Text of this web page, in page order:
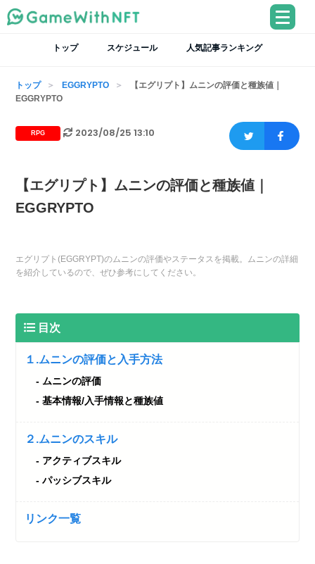
トップ スケジュール 人気記事ランキング
トップ EGGRYPTO
【エグリプト】ムニンの評価と種族値｜
EGGRYPTO
RPG 2023/08/25 13:10
【エグリプト】ムニンの評価と種族値｜
EGGRYPTO
エグリプト(EGGRYPT)のムニンの評価やステータスを掲載。ムニンの詳細
を紹介しているので、ぜひ参考にしてください。
目次
１.ムニンの評価と入手方法
ムニンの評価
基本情報/入手情報と種族値
２.ムニンのスキル
アクティブスキル
パッシブスキル
リンク一覧